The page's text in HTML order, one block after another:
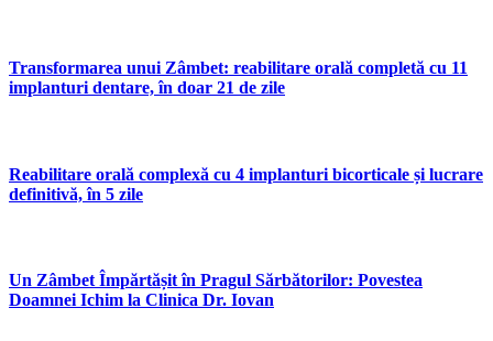
Transformarea unui Zâmbet: reabilitare orală completă cu 11
implanturi dentare, în doar 21 de zile
Reabilitare orală complexă cu 4 implanturi bicorticale și lucrare
definitivă, în 5 zile
Un Zâmbet Împărtășit în Pragul Sărbătorilor: Povestea
Doamnei Ichim la Clinica Dr. Iovan